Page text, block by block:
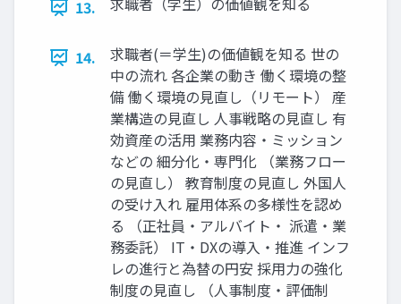
13.
14.
求職者(＝学生)の価値観を知る 世の
中の流れ 各企業の動き 働く環境の整
備 働く環境の見直し（リモート） 産
業構造の見直し 人事戦略の見直し 有
効資産の活用 業務内容・ミッション
などの 細分化・専門化 （業務フロー
の見直し） 教育制度の見直し 外国人
の受け入れ 雇用体系の多様性を認め
る （正社員・アルバイト・ 派遣・業
務委託） IT・DXの導入・推進 インフ
レの進行と為替の円安 採用力の強化
制度の見直し （人事制度・評価制